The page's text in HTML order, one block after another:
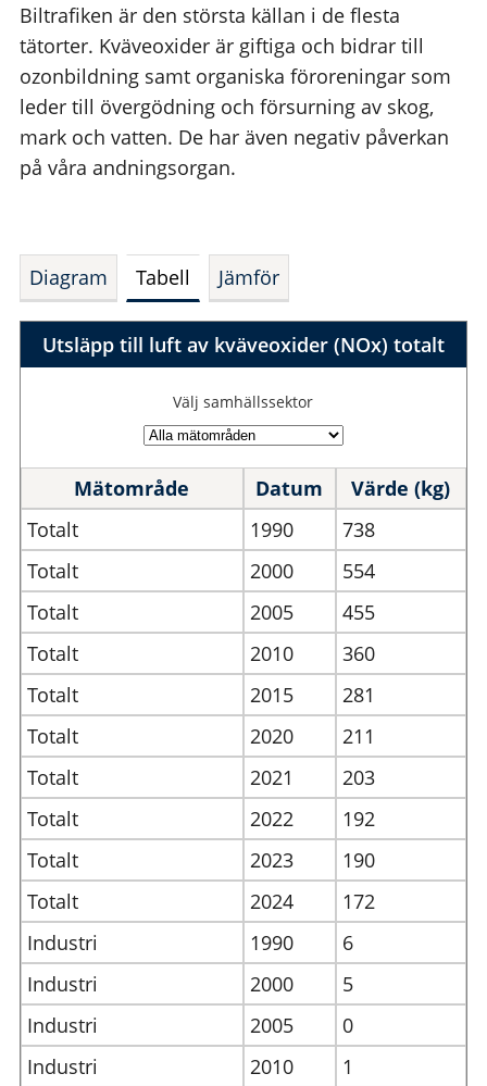
Biltrafiken är den största källan i de flesta
tätorter. Kväveoxider är giftiga och bidrar till
ozonbildning samt organiska föroreningar som
leder till övergödning och försurning av skog,
mark och vatten. De har även negativ påverkan
på våra andningsorgan.
Diagram Tabell Jämför
Utsläpp till luft av kväveoxider (NOx) totalt
Välj samhällssektor
Mätområde Datum
Värde (kg)
Totalt
1990
738
Totalt
2000
554
Totalt
2005
455
Totalt
2010
360
Totalt
2015
281
Totalt
2020
211
Totalt
2021
203
Totalt
2022
192
Totalt
2023
190
Totalt
2024
172
Industri
1990
6
Industri
2000
5
Industri
2005
0
Industri
2010
1